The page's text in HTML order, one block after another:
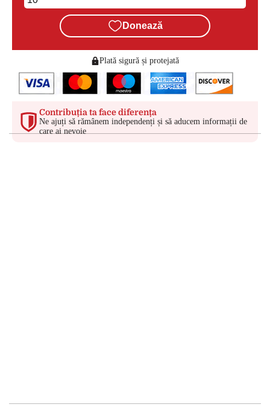
Donează
Plată sigură și protejată
Contribuția ta face diferența
Ne ajuți să rămânem independenți și să aducem informații de
care ai nevoie